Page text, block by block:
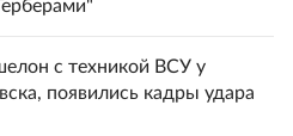
с техникой ВСУ у
появились кадры удара